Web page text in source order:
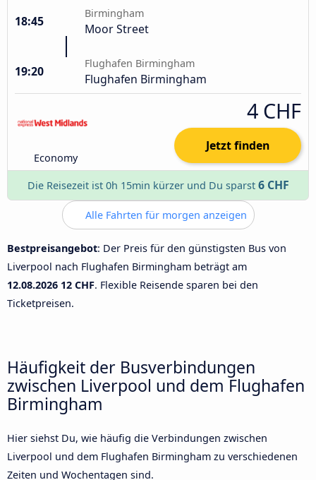
18:45
Birmingham
Moor Street
19:20
Flughafen Birmingham
Flughafen Birmingham
Economy
4 CHF
Jetzt finden
Die Reisezeit ist 0h 15min kürzer und Du sparst 6 CHF
Alle Fahrten für morgen anzeigen
Bestpreisangebot: Der Preis für den günstigsten Bus von
Liverpool nach Flughafen Birmingham beträgt am
12.08.2026 12 CHF. Flexible Reisende sparen bei den
Ticketpreisen.
Häufigkeit der Busverbindungen
zwischen Liverpool und dem Flughafen
Birmingham
Hier siehst Du, wie häufig die Verbindungen zwischen
Liverpool und dem Flughafen Birmingham zu verschiedenen
Zeiten und Wochentagen sind.